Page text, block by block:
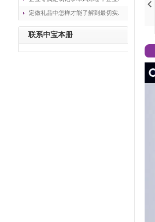
定做礼品中怎样才能了解到最切实.
联系中宝本册